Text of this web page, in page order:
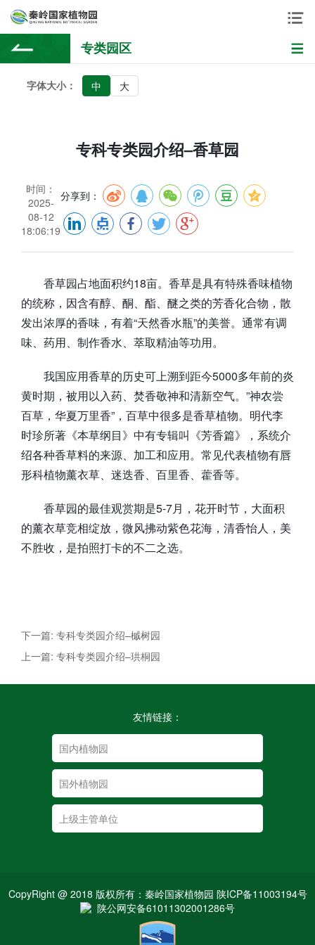
专类园区
字体大小： 中 大
专科专类园介绍–香草园
时间：
2025-
08-12
18:06:19
分享到：
香草园占地面积约18亩。香草是具有特殊香味植物
的统称，因含有醇、酮、酯、醚之类的芳香化合物，散
发出浓厚的香味，有着“天然香水瓶”的美誉。通常有调
味、药用、制作香水、萃取精油等功用。
我国应用香草的历史可上溯到距今5000多年前的炎
黄时期，被用以入药、焚香敬神和清新空气。”神农尝
百草，华夏万里香”，百草中很多是香草植物。明代李
时珍所著《本草纲目》中有专辑叫《芳香篇》，系统介
绍各种香草料的来源、加工和应用。常见代表植物有唇
形科植物薰衣草、迷迭香、百里香、藿香等。
香草园的最佳观赏期是5-7月，花开时节，大面积
的薰衣草竞相绽放，微风拂动紫色花海，清香怡人，美
不胜收，是拍照打卡的不二之选。
下一篇: 专科专类园介绍–槭树园
上一篇: 专科专类园介绍–珙桐园
友情链接：
CopyRight @ 2018 版权所有：秦岭国家植物园 陕ICP备11003194号
陕公网安备61011302001286号